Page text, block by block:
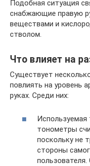
Подобная ситуация
снабжающие правую
веществами и
стволом.
Что влияет на
Существует
повлиять на уровень
руках. Среди них:
Используемая
тонометры
поскольку не
стороны